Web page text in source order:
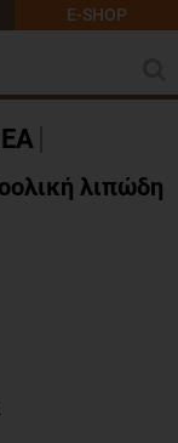
E-SHOP
λιπώδη